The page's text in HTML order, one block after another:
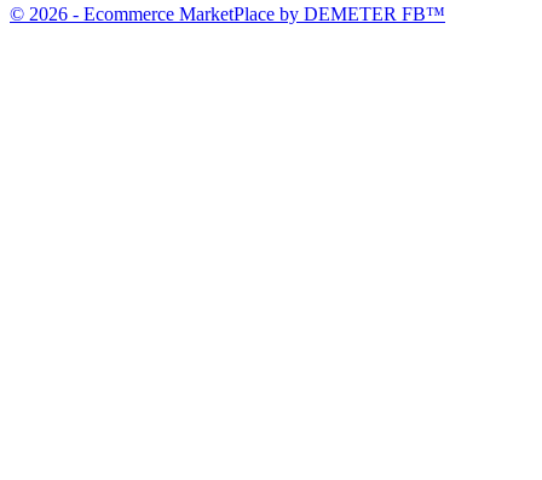
© 2026 - Ecommerce MarketPlace by DEMETER FB™